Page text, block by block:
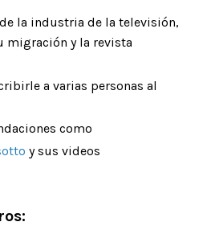
la industria de la televisión,
migración y la revista
a varias personas al
como
y sus videos